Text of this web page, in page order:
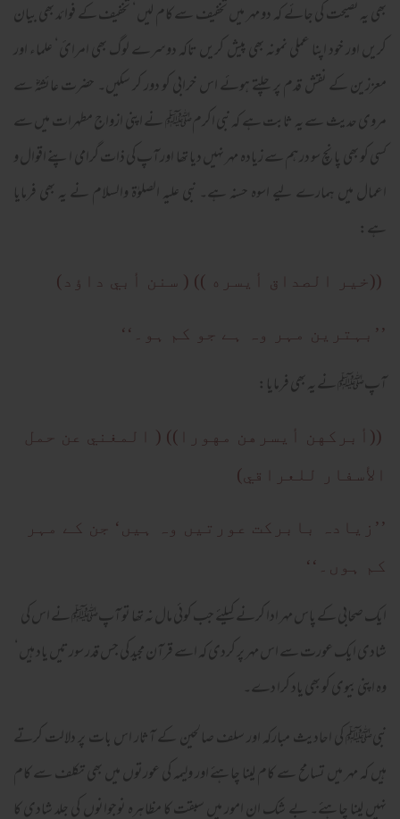
بھی یہ نصیحت کی جائے کہ دو مہر میں تخفیف سے کام لیں‘ تخفیف کے فوائد بھی بیان
کریں اور خود اپنا عملی نمونہ بھی پیش کریں تاکہ دوسرے لوگ بھی امرائ‘ علماء اور
معززین کے نقش قدم پر چلتے ہوئے اس خرابی کو دور کر سکیں۔ حضرت عائشہؓ سے
مروی حدیث سے یہ ثابت ہے کہ نبی اکرمﷺ نے اپنی ازواج مطہرات میں سے
کسی کو بھی پانچ سو درہم سے زیادہ مہر نہیں دیا تھا اور آپ کی ذات گرامی اپنے اقوال و
اعمال میں ہمارے لیے اسوہ حسنہ ہے۔ نبی علیہ الصلوٰۃ والسلام نے یہ بھی فرمایا
ہے:
((خير الصداق أيسره )) ( سنن أبي داؤد)
’’بہترین مہر وہ ہے جو کم ہو۔‘‘
آپﷺ نے یہ بھی فرمایا:
((أبركهن أيسرهن مهورا)) ( المغني عن حمل
الأسفار للعراقي)
’’زیادہ بابرکت عورتیں وہ ہیں‘ جن کے مہر
کم ہوں۔‘‘
ایک صحابی کے پاس مہر ادا کرنے کیلئے جب کوئی مال نہ تھا تو آپﷺ نے اس کی
شادی ایک عورت سے اس مہر پر کردی کہ اسے قرآن مجید کی جس قدر سورتیں یاد ہیں‘
وہ اپنی بیوی کو بھی یاد کرا دے۔
نبیﷺ کی احادیث مبارکہ اور سلف صالحین کے آثار اس بات پر دلالت کرتے
ہیں کہ مہر میں تسامح سے کام لینا چاہئے اور ولیمہ کی عورتوں میں بھی تکلف سے کام
نہیں لینا چاہئے۔ بے شک ان امور میں سبقت کا مظاہرہ نوجوانوں کی جلد شادی کا